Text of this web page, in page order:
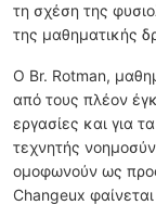
τη σχέση της
της μαθηματικής
Ο Br. Rotman,
από τους πλέον
εργασίες και για
τεχνητής
ομοφωνούν ως
Changeux